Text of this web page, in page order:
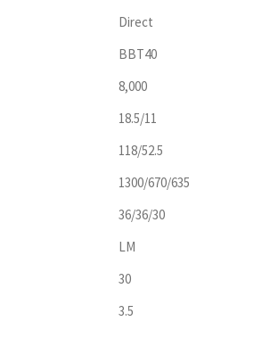
Direct
BBT40
8,000
18.5/11
118/52.5
1300/670/635
36/36/30
LM
30
3.5